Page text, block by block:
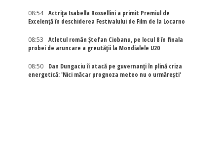
08:54
Actriţa Isabella Rossellini a primit Premiul de
Excelenţă în deschiderea Festivalului de Film de la Locarno
08:53
Atletul român Ștefan Ciobanu, pe locul 8 în finala
probei de aruncare a greutății la Mondialele U20
08:50
Dan Dungaciu îi atacă pe guvernanți în plină criza
energetică: 'Nici măcar prognoza meteo nu o urmărești'